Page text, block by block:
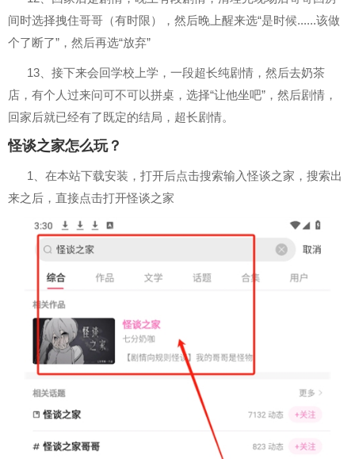
间时选择拽住哥哥（有时限），然后晚上醒来选“是时候......该做
个了断了”，然后再选“放弃”
13、接下来会回学校上学，一段超长纯剧情，然后去奶茶
店，有个人过来问可不可以拼桌，选择“让他坐吧”，然后剧情，
回家后就已经有了既定的结局，超长剧情。
怪谈之家怎么玩？
1、在本站下载安装，打开后点击搜索输入怪谈之家，搜索出
来之后，直接点击打开怪谈之家